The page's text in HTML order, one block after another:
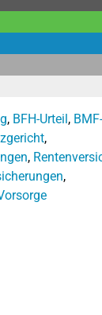
, BFH-Urteil,
,
,
,